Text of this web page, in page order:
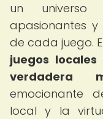
un universo
apasionantes
de cada juego.
juegos locales
verdadera
emocionante
local y la